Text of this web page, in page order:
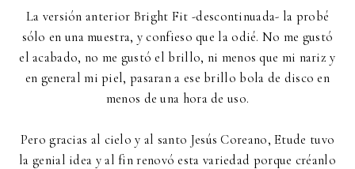
La versión anterior Bright Fit -descontinuada- la probé
sólo en una muestra, y confieso que la odié. No me gustó
el acabado, no me gustó el brillo, ni menos que mi nariz y
en general mi piel, pasaran a ese brillo bola de disco en
menos de una hora de uso.
Pero gracias al cielo y al santo Jesús Coreano, Etude tuvo
la genial idea y al fin renovó esta variedad porque créanlo